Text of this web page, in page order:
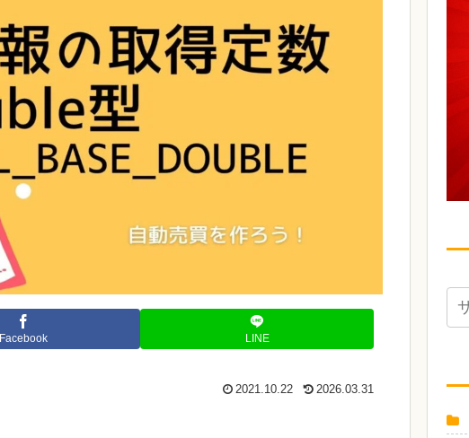
Facebook LINE
2021.10.22 2026.03.31